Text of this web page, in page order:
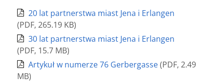
20 lat partnerstwa miast Jena i Erlangen
(PDF, 265.19 KB)
30 lat partnerstwa miast Jena i Erlangen
(PDF, 15.7 MB)
Artykuł w numerze 76 Gerbergasse(PDF, 2.49
MB)